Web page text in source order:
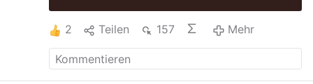
2 Teilen 157 Mehr